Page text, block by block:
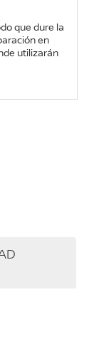
que dure la
en
utilizarán